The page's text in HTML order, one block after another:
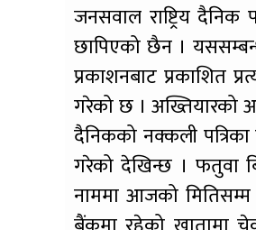
जनसवाल राष्ट्रिय
छापिएको छैन ।
प्रकाशनबाट प्रकाशित
गरेको छ । अख्तियारको
दैनिकको नक्कली पत्रिका
गरेको देखिन्छ । फतुवा
नाममा आजको